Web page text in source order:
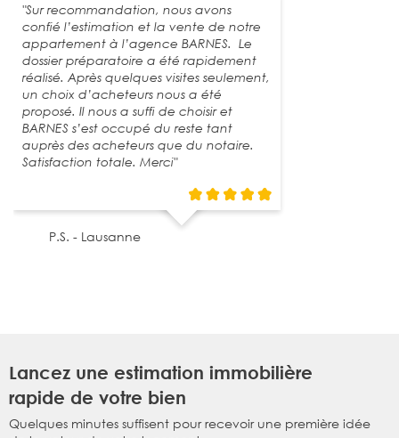
"Sur recommandation, nous avons
confié l’estimation et la vente de notre
appartement à l’agence BARNES. Le
dossier préparatoire a été rapidement
réalisé. Après quelques visites seulement,
un choix d’acheteurs nous a été
proposé. Il nous a suffi de choisir et
BARNES s’est occupé du reste tant
auprès des acheteurs que du notaire.
Satisfaction totale. Merci"
P.S. - Lausanne
Lancez une estimation immobilière
rapide de votre bien
Quelques minutes suffisent pour recevoir une première idée